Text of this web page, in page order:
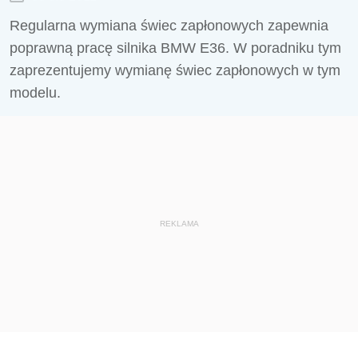
Regularna wymiana świec zapłonowych zapewnia
poprawną pracę silnika BMW E36. W poradniku tym
zaprezentujemy wymianę świec zapłonowych w tym
modelu.
REKLAMA